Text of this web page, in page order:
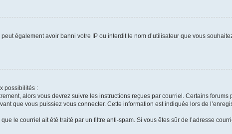
également avoir banni votre IP ou interdit le nom d’utilisateur que vous
possibilités :
alors vous devrez suivre les instructions reçues par courriel. Certains
que vous puissiez vous connecter. Cette information est indiquée lors de
le courriel ait été traité par un filtre anti-spam. Si vous êtes sûr de l’adresse